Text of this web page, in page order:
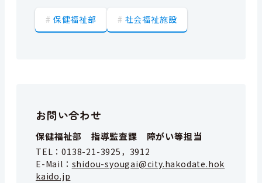
保健福祉部 社会福祉施設
お問い合わせ
保健福祉部 指導監査課 障がい等担当
TEL：0138-21-3925，3912
E-Mail： shidou-syougai@city.hakodate.hok
kaido.jp